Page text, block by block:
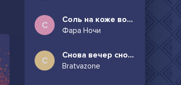
С Соль на коже волосы в пучок
Фара Ночи
С Снова вечер снова дождь может всё таки придёшь
Bratvazone